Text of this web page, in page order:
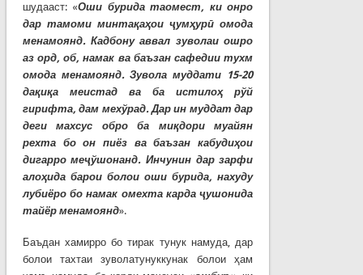
шудааст: «Оши бурида таомест, ки онро
дар тамоми минтақаҳои ҷумҳурӣ омода
менамоянд. Кадбону аввал зуволаи ошро
аз орд, об, намак ва баъзан сафедии тухм
омода менамоянд. Зувола муддати 15-20
дақиқа меистад ва ба истилоҳ рўй
гирифта, дам мехўрад. Дар ин муддат дар
деги махсус обро ба миқдори муайян
рехта бо он пиёз ва баъзан кабудиҳои
дигарро меҷўшонанд. Инчунин дар зарфи
алоҳида барои болои оши бурида, нахуду
лубиёро бо намак омехта карда ҷушонида
тайёр менамоянд».
Баъдан хамирро бо тирак тунук намуда, дар
болои тахтаи зуволатунуккунак болои ҳам